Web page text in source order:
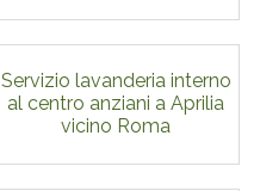
Servizio lavanderia interno
al centro anziani a Aprilia
vicino Roma